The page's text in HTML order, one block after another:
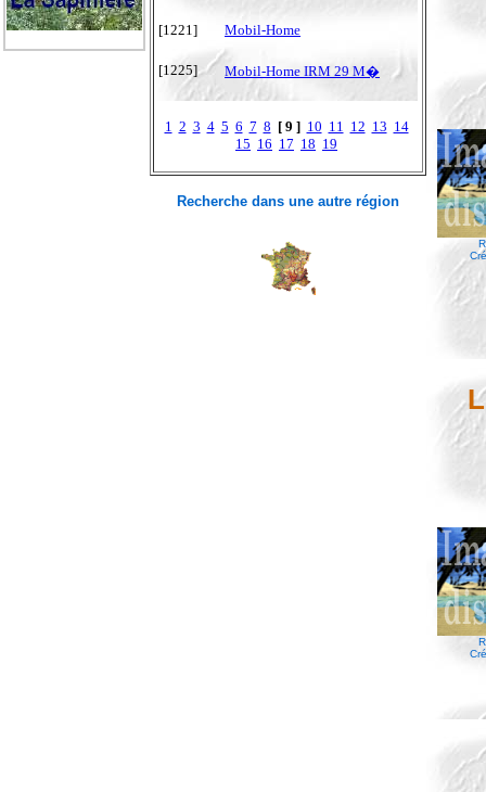
[1221] Mobil-Home
[1225] Mobil-Home IRM 29 M�
1 2 3 4 5 6 7 8 [ 9 ] 10 11 12 13 14
15 16 17 18 19
Recherche dans une autre région